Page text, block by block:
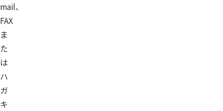
mail、
FAX
ま
た
は
ハ
ガ
キ